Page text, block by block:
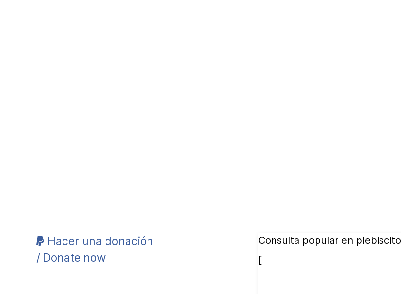
Hacer una donación
/ Donate now
Consulta popular en plebiscito
[